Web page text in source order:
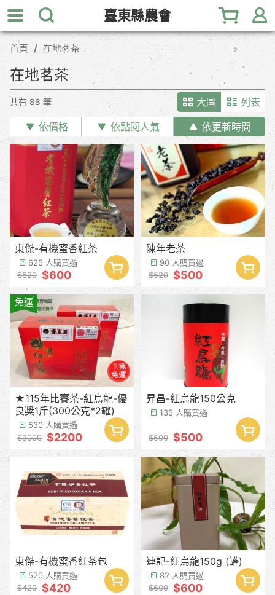
跳
到
主
內
臺東縣農會
首頁 在地茗茶
在地茗茶
共有 88 筆
依價格 依點閱人氣 依更新時間
大圖 列表
東傑-有機蜜香紅茶
625 人購買過
$620 $600
陳年老茶
90 人購買過
$520 $500
免運
★115年比賽茶-紅烏龍-優
良獎1斤(300公克*2罐)
530 人購買過
$3000 $2200
昇昌-紅烏龍150公克
135 人購買過
$500 $500
東傑-有機蜜香紅茶包
520 人購買過
$420 $420
連記-紅烏龍150g (罐)
82 人購買過
$600 $600